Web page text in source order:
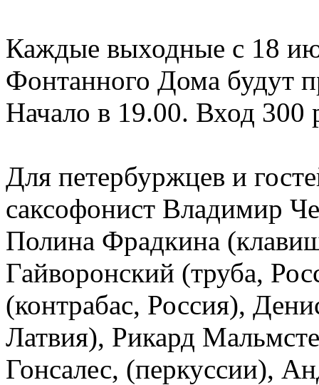
Каждые выходные с 18
Фонтанного Дома будут
Начало в 19.00. Вход 300
Для петербуржцев и
саксофонист Владимир
Полина Фрадкина
Гайворонский (труба,
(контрабас, Россия),
Латвия), Рикард
Гонсалес, (перкуссии),